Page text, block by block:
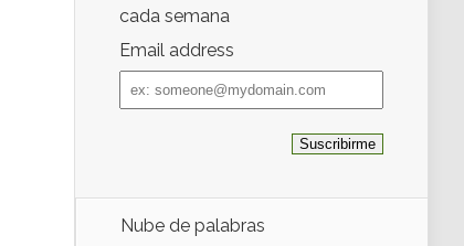
cada semana
Email address
Email
address
Nube de palabras